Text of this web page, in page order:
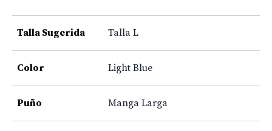
Talla Sugerida Talla L
Color Light Blue
Puño Manga Larga